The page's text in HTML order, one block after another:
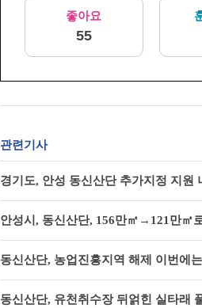
좋아요
55
관련기사
경기도, 안성 동신산단 추가지정 지원
안성시, 동신산단, 156만㎡→121만㎡
동신산단, 농업진흥지역 해제 이번에
동신산단, 유천취수장 뒤얽힌 실타래